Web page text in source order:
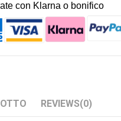
con Klarna o bonifico
REVIEWS(0)